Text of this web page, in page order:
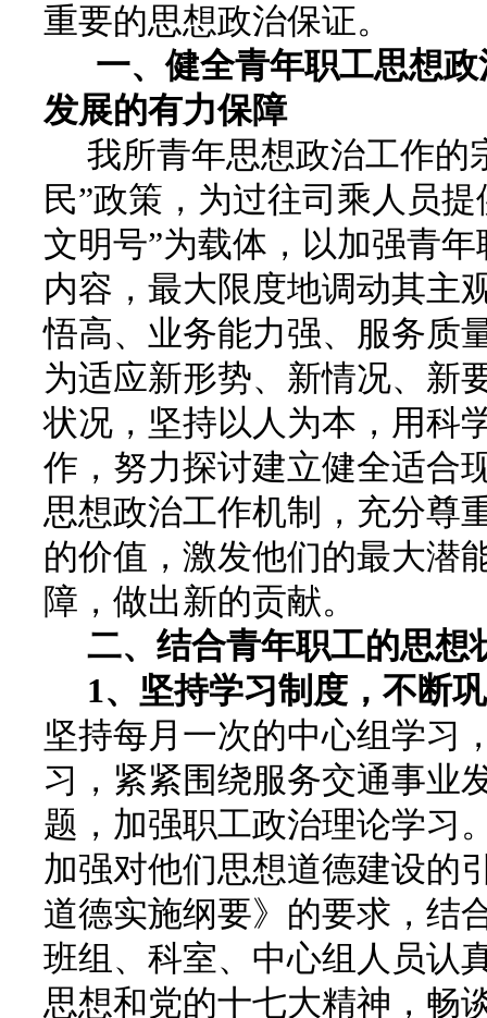
重要的思想政治保证。
一、健全青年职工思想政
发展的有力保障
我所青年思想政治工作的
民”政策，为过往司乘人员
文明号”为载体，以加强青
内容，最大限度地调动其主
悟高、业务能力强、服务质
为适应新形势、新情况、新
状况，坚持以人为本，用科
作，努力探讨建立健全适合
思想政治工作机制，充分尊
的价值，激发他们的最大潜
障，做出新的贡献。
二、结合青年职工的思想
1、坚持学习制度，不断
坚持每月一次的中心组学习
习，紧紧围绕服务交通事业
题，加强职工政治理论学习
加强对他们思想道德建设的
道德实施纲要》的要求，结
班组、科室、中心组人员认
思想和党的十七大精神，畅